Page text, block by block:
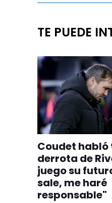
TE PUEDE
Coudet
derrota de
juego su
sale, me haré
responsable"